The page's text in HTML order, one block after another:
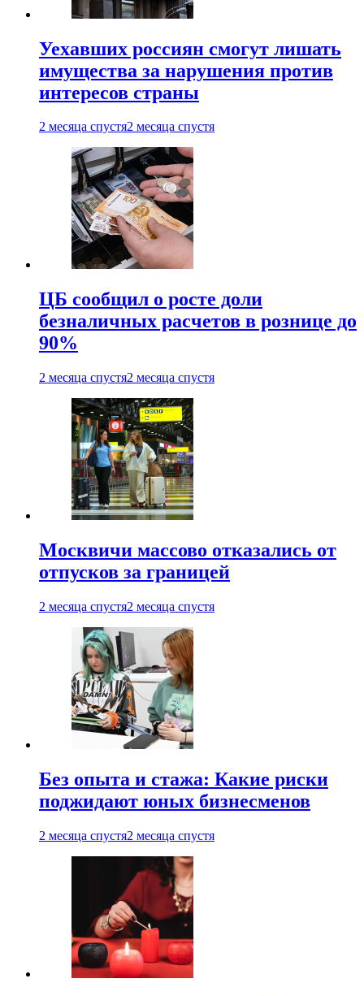
Уехавших россиян смогут лишать
имущества за нарушения против
интересов страны
2 месяца спустя2 месяца спустя
ЦБ сообщил о росте доли
безналичных расчетов в рознице до
90%
2 месяца спустя2 месяца спустя
Москвичи массово отказались от
отпусков за границей
2 месяца спустя2 месяца спустя
Без опыта и стажа: Какие риски
поджидают юных бизнесменов
2 месяца спустя2 месяца спустя